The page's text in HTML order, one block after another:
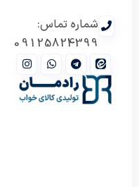
شماره تماس:
09125824399